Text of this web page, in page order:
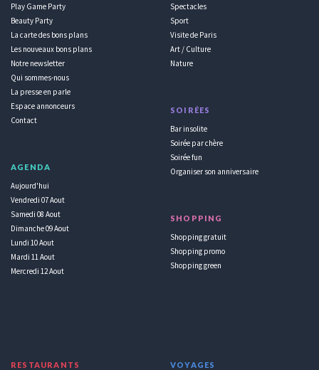
Play Game Party
Beauty Party
La carte des bons plans
Les nouveaux bons plans
Notre newsletter
Qui sommes-nous
La presse en parle
Espace annonceurs
Contact
AGENDA
Aujourd'hui
Vendredi 07 Aout
Samedi 08 Aout
Dimanche 09 Aout
Lundi 10 Aout
Mardi 11 Aout
Mercredi 12 Aout
Spectacles
Sport
Visite de Paris
Art / Culture
Nature
SOIRÉES
Bar insolite
Soirée par chère
Soirée fun
Organiser son anniversaire
SHOPPING
Shopping gratuit
Shopping promo
Shopping green
RESTAURANTS VOYAGES